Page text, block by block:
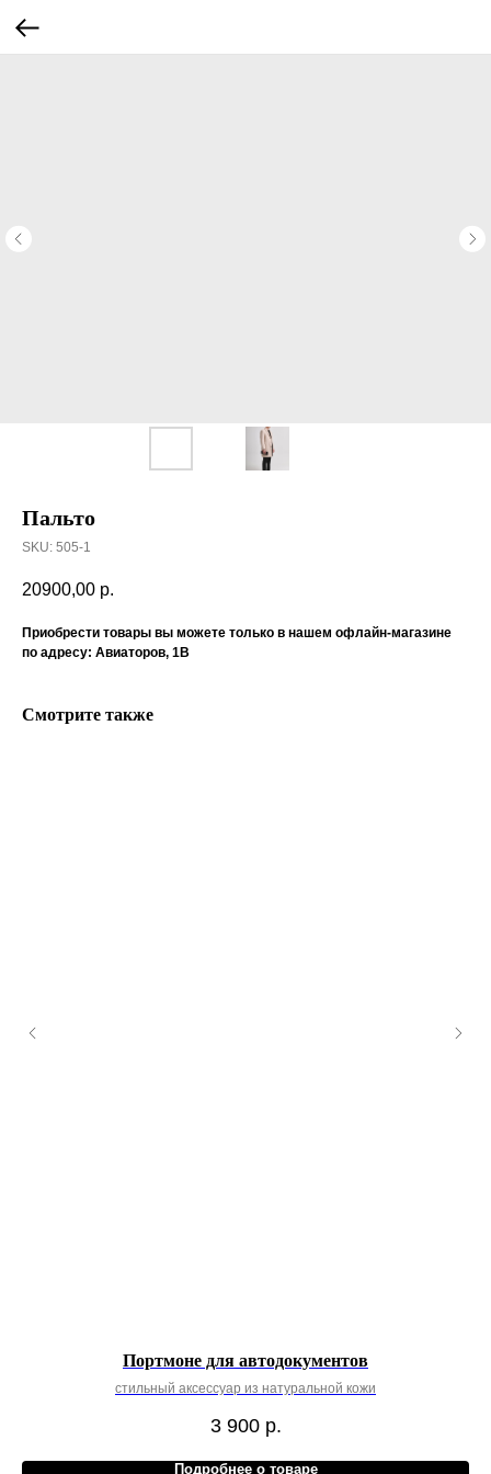
Пальто
SKU: 505-1
20900,00 р.
Приобрести товары вы можете только в нашем офлайн-магазине
по адресу: Авиаторов, 1В
Смотрите также
Портмоне для автодокументов
стильный аксессуар из натуральной кожи
3 900 р.
Подробнее о товаре